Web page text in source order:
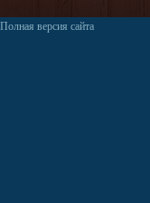
Полная версия сайта